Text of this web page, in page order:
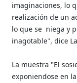
imaginaciones, lo
realización de un
lo que se niega y
inagotable", dice
La muestra "El
exponiendose en